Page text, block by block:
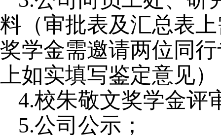
料（审批表及汇总表
奖学金需邀请两位同
上如实填写鉴定意见
4.校朱敬文奖学金评
5.公司公示；